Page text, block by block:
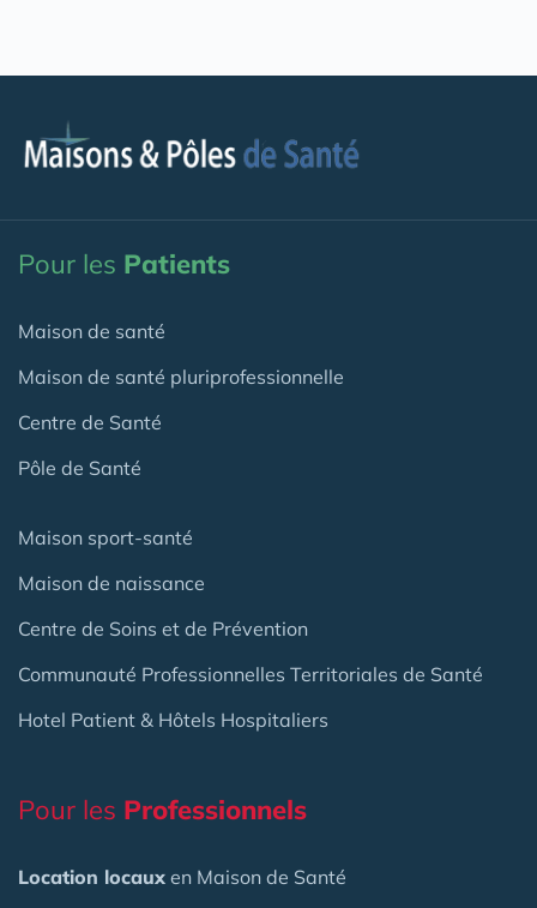
Pour les Patients
Maison de santé
Maison de santé pluriprofessionnelle
Centre de Santé
Pôle de Santé
Maison sport-santé
Maison de naissance
Centre de Soins et de Prévention
Communauté Professionnelles Territoriales de Santé
Hotel Patient & Hôtels Hospitaliers
Pour les Professionnels
Location locaux en Maison de Santé